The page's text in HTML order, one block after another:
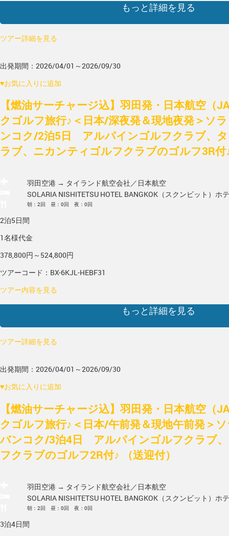
もっと詳細を見る
ツアー詳細を見る
出発期間：2026/04/01～2026/09/30
♥お気に入りに追加
【燃油サーチャージ込】羽田発・日本航空（
クゴルフ旅行♪＜日本/深夜発＆現地夜発＞ソ
ンコク/2泊5日 アルパインゴルフクラブ、
ラブ、ニカンティゴルフクラブのゴルフ3R付
羽田空港 → タイランド航空会社／日本航空
SOLARIA NISHITETSU HOTEL BANGKOK（スクンビット） ホ
朝：2回 昼：0回 夜：0回
2泊5日間
1名様代金
378,800円～524,800円
ツアーコード：BX-6KJL-HEBF31
ツアー内容を見る
もっと詳細を見る
ツアー詳細を見る
出発期間：2026/04/01～2026/09/30
♥お気に入りに追加
【燃油サーチャージ込】羽田発・日本航空（
クゴルフ旅行♪＜日本/午前発＆現地午前発＞
バンコク/3泊4日 アルパインゴルフクラブ
フクラブのゴルフ2R付♪ （送迎付）
羽田空港 → タイランド航空会社／日本航空
SOLARIA NISHITETSU HOTEL BANGKOK（スクンビット） ホ
朝：2回 昼：0回 夜：0回
3泊4日間